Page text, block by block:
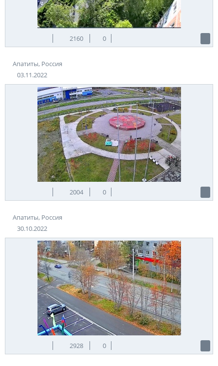
2160 0
Апатиты, Россия
03.11.2022
2004 0
Апатиты, Россия
30.10.2022
2928 0